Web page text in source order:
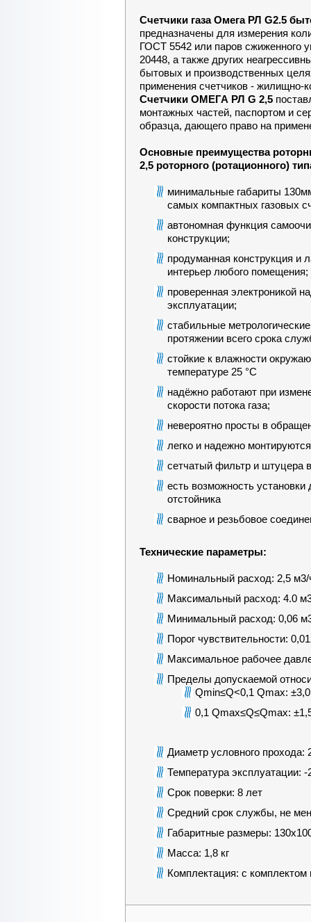
Счетчики газа Омега РЛ G2.5
предназначены для измерения
ГОСТ 5542 или паров сжиженного
20448, а также других
бытовых и производственных
применения счетчиков - жилищно-
Счетчики ОМЕГА РЛ G 2,5
монтажных частей, паспортом и
образца, дающего право на
Основные преимущества
2,5 роторного (ротационного)
минимальные габариты
самых компактных газовых
автономная функция
конструкции;
продуманная конструкция и
интерьер любого помещения;
проверенная электроникой
эксплуатации;
стабильные
протяжении всего срока
стойкие к влажности
температуре 25 °С
надёжно работают при
скорости потока газа;
невероятно просты в
легко и надежно
сетчатый фильтр и штуцера
есть возможность
отстойника
сварное и резьбовое
Технические параметры:
Номинальный расход: 2,5 м3/
Максимальный расход: 4.0
Минимальный расход: 0,06
Порог чувствительности:
Максимальное рабочее
Пределы допускаемой
Qmin≤Q<0,1 Qmax:
0,1 Qmax≤Q≤Qmax:
Диаметр условного прохода:
Температура эксплуатации:
Срок поверки: 8 лет
Средний срок службы, не
Габаритные размеры:
Масса: 1,8 кг
Комплектация: с